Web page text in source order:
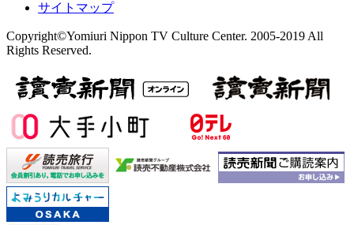
サイトマップ
Copyright©Yomiuri Nippon TV Culture Center. 2005-2019 All
Rights Reserved.